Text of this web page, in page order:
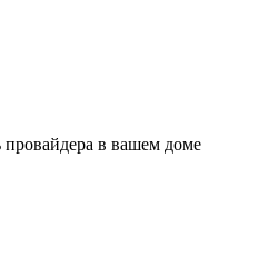
провайдера в вашем доме